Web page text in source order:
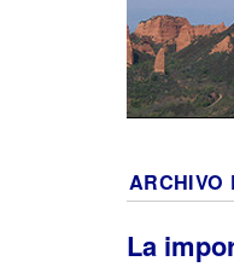
ARCHIVO
La